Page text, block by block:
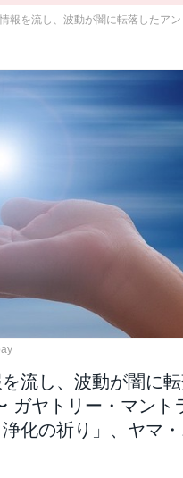
報を流し、波動が闇に転落したア
流し、波動が闇に
ガヤトリー・マント
化の祈り」、ヤマ